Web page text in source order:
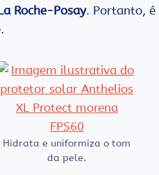
Roche-Posay. Portanto,
Hidrata e uniformiza o tom
da pele.